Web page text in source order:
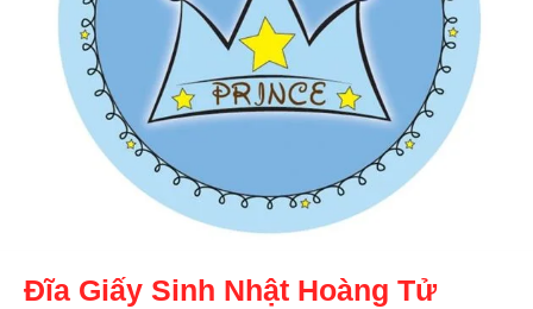
Đĩa Giấy Sinh Nhật Hoàng Tử